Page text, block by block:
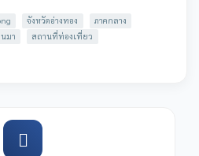
จังหวัดอ่างทอง
ภาคกลาง
มา
สถานที่ท่องเที่ยว